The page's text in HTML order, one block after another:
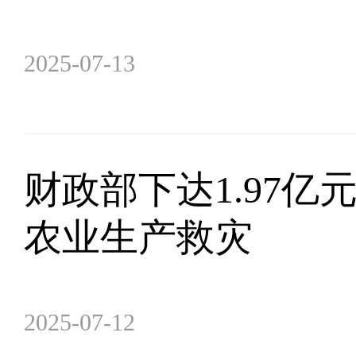
2025-07-13
财政部下达1.97亿
农业生产救灾
2025-07-12